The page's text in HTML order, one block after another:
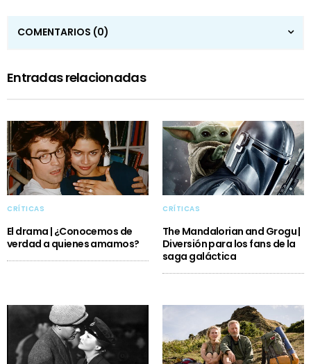
COMENTARIOS (0)
Entradas relacionadas
CRÍTICAS
El drama | ¿Conocemos de
verdad a quienes amamos?
CRÍTICAS
The Mandalorian and Grogu |
Diversión para los fans de la
saga galáctica